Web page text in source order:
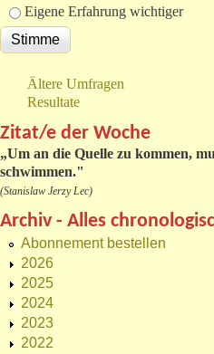
Eigene Erfahrung wichtiger
Ältere Umfragen
Resultate
Zitat/e der Woche
„Um an die Quelle zu kommen,
schwimmen."
(Stanislaw Jerzy Lec)
Archiv - Alles
Abonnement bestellen
2026
2025
2024
2023
2022